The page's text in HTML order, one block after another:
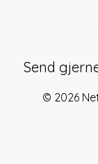
Send
© 2026